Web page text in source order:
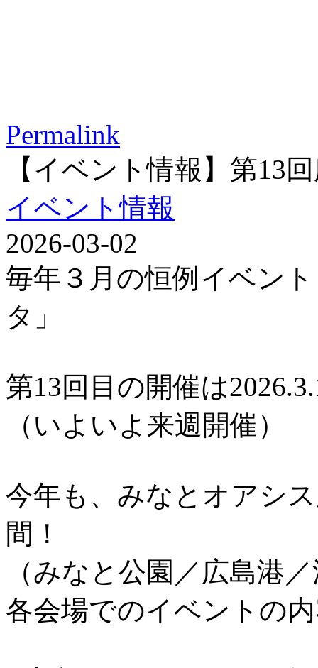
Permalink
【イベント情報】第13
イベント情報
2026-03-02
毎年３月の恒例イベン
タ」
第13回目の開催は
（いよいよ来週開催）
今年も、みなとオアシ
間！
（みなと公園／広島港
各会場でのイベントの